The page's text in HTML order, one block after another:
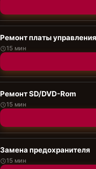
Ремонт платы
15 мин
Ремонт SD/DVD-Rom
15 мин
Замена предохранителя
15 мин